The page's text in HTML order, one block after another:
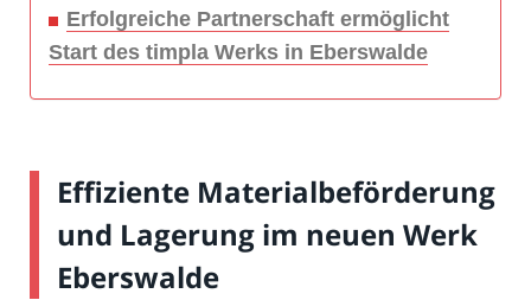
Erfolgreiche Partnerschaft ermöglicht
Start des timpla Werks in Eberswalde
Effiziente Materialbeförderung
und Lagerung im neuen Werk
Eberswalde